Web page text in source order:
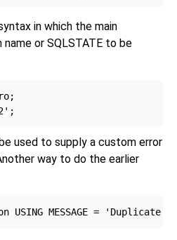
in which the main
or SQLSTATE to be
used to supply a custom error
way to do the earlier